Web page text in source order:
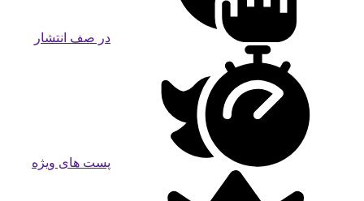
در صف انتشار
پست های ویژه